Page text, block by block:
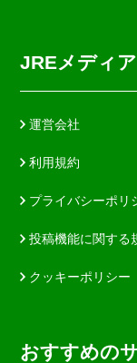
JREメディ
運営会社
利用規約
プライバシーポリ
投稿機能に関する
クッキーポリシー
おすすめの